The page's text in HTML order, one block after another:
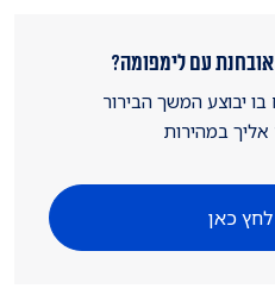
עם לימפומה?
יבוצע המשך הבירור
אליך במהירות
לחץ כאן